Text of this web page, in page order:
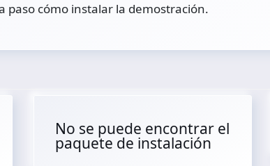
paso cómo instalar la demostración.
No se puede encontrar el
paquete de instalación